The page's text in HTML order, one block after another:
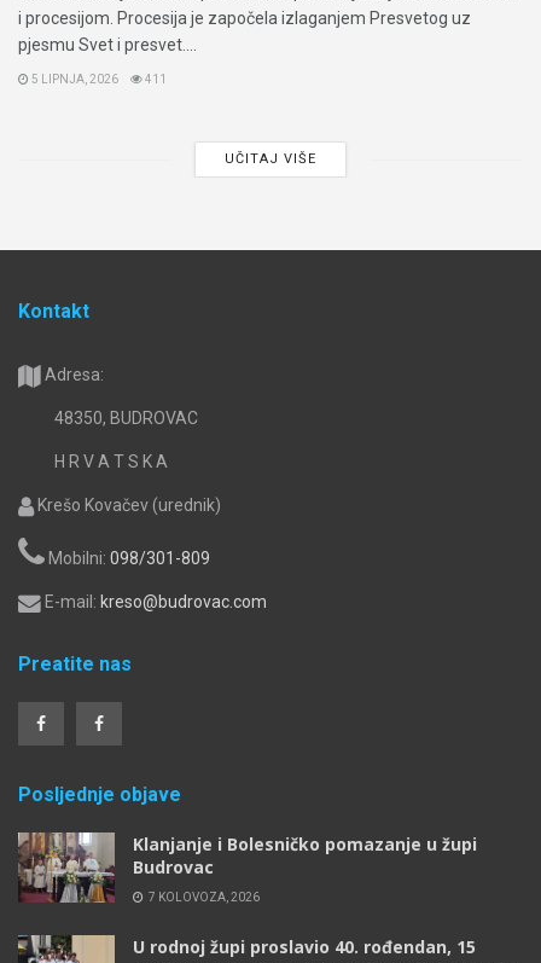
i procesijom. Procesija je započela izlaganjem Presvetog uz
pjesmu Svet i presvet....
5 LIPNJA, 2026 411
UČITAJ VIŠE
Kontakt
Adresa:
48350, BUDROVAC
H R V A T S K A
Krešo Kovačev (urednik)
Mobilni: 098/301-809
E-mail: kreso@budrovac.com
Preatite nas
Posljednje objave
Klanjanje i Bolesničko pomazanje u župi
Budrovac
7 KOLOVOZA, 2026
U rodnoj župi proslavio 40. rođendan, 15